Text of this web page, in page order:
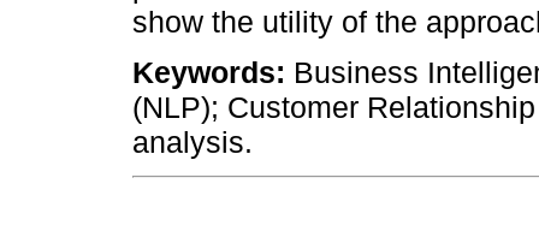
show the utility of the
Keywords: Business
(NLP); Customer
analysis.